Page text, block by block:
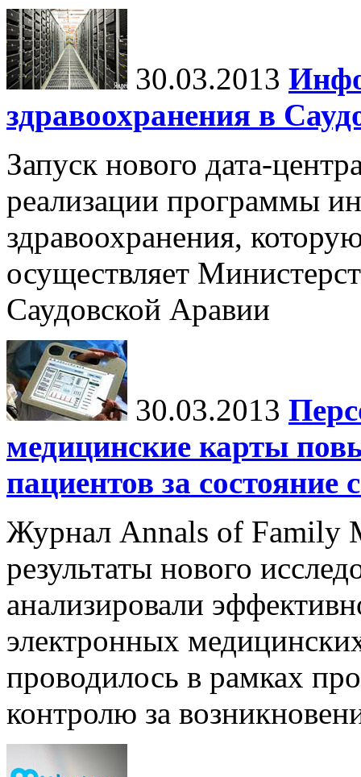
30.03.2013
здравоохранения в
Запуск нового дата-
реализации программы
здравоохранения,
осуществляет
Саудовской Аравии
30.03.2013
медицинские карты
пациентов за состояние
Журнал Annals of Family
результаты нового
анализировали
электронных
проводилось в рамках
контролю за